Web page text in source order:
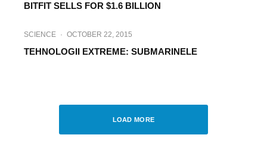
BITFIT SELLS FOR $1.6 BILLION
SCIENCE · OCTOBER 22, 2015
TEHNOLOGII EXTREME: SUBMARINELE
LOAD MORE